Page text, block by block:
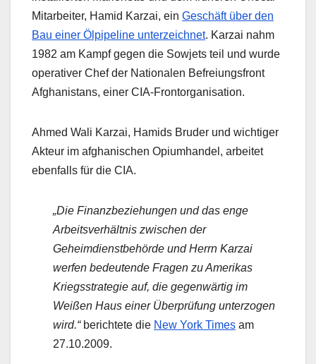
Mitarbeiter, Hamid Karzai, ein Geschäft über den
Bau einer Ölpipeline unterzeichnet. Karzai nahm
1982 am Kampf gegen die Sowjets teil und wurde
operativer Chef der Nationalen Befreiungsfront
Afghanistans, einer CIA-Frontorganisation.
Ahmed Wali Karzai, Hamids Bruder und wichtiger
Akteur im afghanischen Opiumhandel, arbeitet
ebenfalls für die CIA.
„Die Finanzbeziehungen und das enge
Arbeitsverhältnis zwischen der
Geheimdienstbehörde und Herrn Karzai
werfen bedeutende Fragen zu Amerikas
Kriegsstrategie auf, die gegenwärtig im
Weißen Haus einer Überprüfung unterzogen
wird.“berichtete die New York Times am
27.10.2009.